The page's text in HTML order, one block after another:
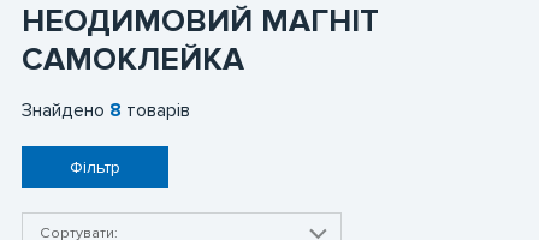
Неодимові магніти
Ферритові магніти
Пошукові магніти
НЕОДИМОВИЙ МАГНІТ
САМОКЛЕЙКА
Знайдено 8 товарів
Фільтр